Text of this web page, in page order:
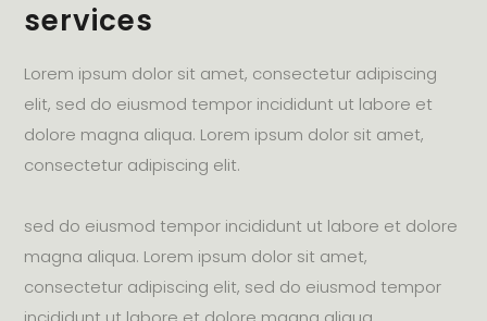
services
Lorem ipsum dolor sit amet, consectetur adipiscing
elit, sed do eiusmod tempor incididunt ut labore et
dolore magna aliqua. Lorem ipsum dolor sit amet,
consectetur adipiscing elit.
sed do eiusmod tempor incididunt ut labore et dolore
magna aliqua. Lorem ipsum dolor sit amet,
consectetur adipiscing elit, sed do eiusmod tempor